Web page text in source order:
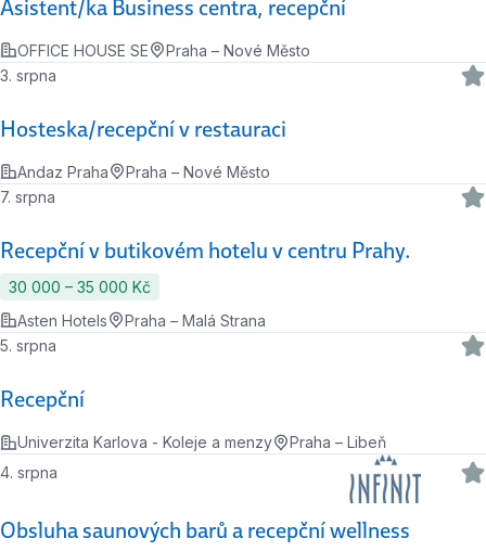
Asistent/ka Business centra, recepční
OFFICE HOUSE SE Praha – Nové Město
Hosteska/recepční v restauraci
3. srpna
Andaz Praha Praha – Nové Město
Recepční v butikovém hotelu v centru Prahy.
7. srpna
30 000 ‍–‍ 35 000 Kč
Asten Hotels
Praha – Malá Strana
Recepční
5. srpna
Univerzita Karlova - Koleje a menzy Praha – Libeň
Obsluha saunových barů a recepční wellness
4. srpna